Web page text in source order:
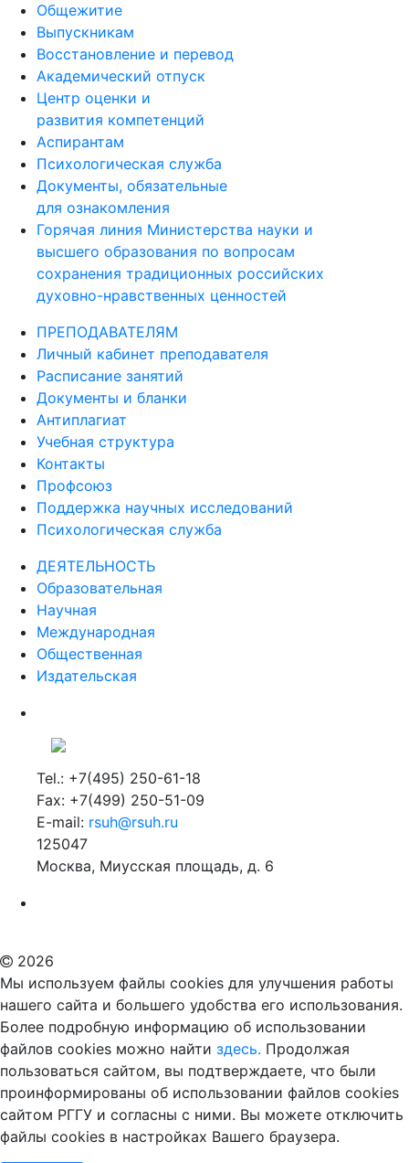
материальные выплаты
Общежитие
Выпускникам
Восстановление и перевод
Академический отпуск
Центр оценки и
развития компетенций
Аспирантам
Психологическая служба
Документы, обязательные
для ознакомления
Горячая линия Министерства науки и
высшего образования по вопросам
сохранения традиционных российских
ПРЕПОДАВАТЕЛЯМ
Личный кабинет преподавателя
Расписание занятий
Документы и бланки
Антиплагиат
Учебная структура
Контакты
Профсоюз
Поддержка научных исследований
ДЕЯТЕЛЬНОСТЬ
Образовательная
Научная
Международная
Общественная
Tel.: +7(495) 250-61-18
Fax: +7(499) 250-51-09
E-mail:
125047
2026
Мы используем файлы cookies для улучшения работы
нашего сайта и большего удобства его использования.
Более подробную информацию об использовании
файлов cookies можно найтиздесь.Продолжая
пользоваться сайтом, вы подтверждаете, что были
проинформированы об использовании файлов cookies
сайтом РГГУ и согласны с ними. Вы можете отключить
файлы cookies в настройках Вашего браузера.